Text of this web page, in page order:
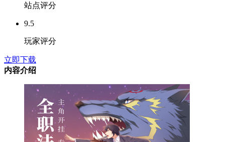
站点评分
9.5
玩家评分
立即下载
内容介绍